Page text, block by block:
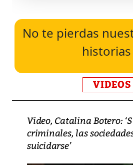
No te pierdas
historias
VIDEOS
Video, Catalina Botero:
criminales, las
suicidarse’